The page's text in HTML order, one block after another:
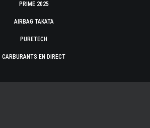
PRIME 2025
AIRBAG TAKATA
PURETECH
CARBURANTS EN DIRECT